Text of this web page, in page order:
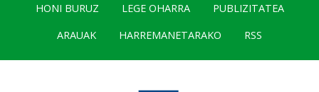
HONI BURUZ LEGE OHARRA
PUBLIZITATEA
ARAUAK
HARREMANETARAKO RSS